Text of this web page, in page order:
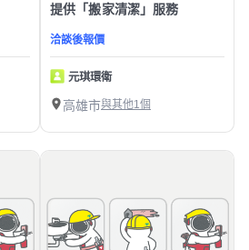
提供「搬家清潔」服務
洽談後報價
元琪環衛
高雄市與其他1個